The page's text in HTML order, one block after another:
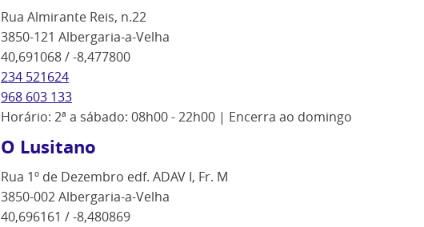
Rua Almirante Reis, n.22
3850-121 Albergaria-a-Velha
40,691068 / -8,477800
234 521624
968 603 133
Horário: 2ª a sábado: 08h00 - 22h00 | Encerra ao domingo
O Lusitano
Rua 1º de Dezembro edf. ADAV I, Fr. M
3850-002 Albergaria-a-Velha
40,696161 / -8,480869